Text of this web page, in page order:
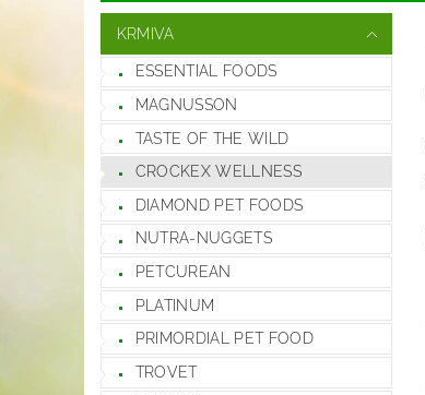
KRMIVA
ESSENTIAL FOODS
MAGNUSSON
TASTE OF THE WILD
CROCKEX WELLNESS
DIAMOND PET FOODS
NUTRA-NUGGETS
PETCUREAN
PLATINUM
PRIMORDIAL PET FOOD
TROVET